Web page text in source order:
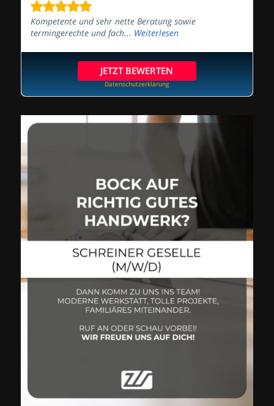
Kompetente und sehr nette Beratung sowie
termingerechte und fach... Weiterlesen
JETZT BEWERTEN
Datenschutzerklärung